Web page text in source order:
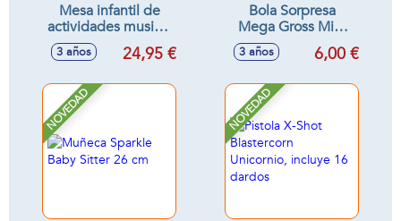
Mesa infantil de
actividades musical
40x32 cm
3 años 24,95 €
Bola Sorpresa
Mega Gross Mini
serie 2 comida
asquerosa 9'5 x 9'5
3 años 6,00 €
NOVEDAD NOVEDAD